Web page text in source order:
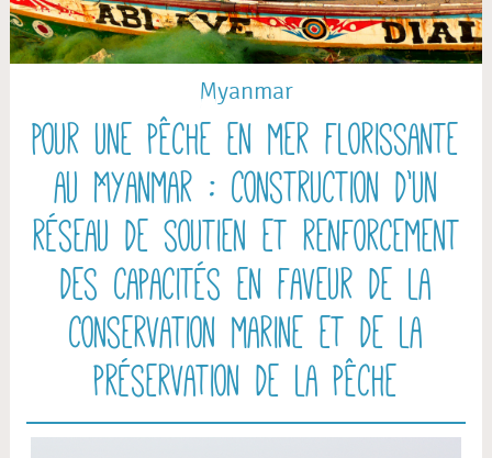
Myanmar
Pour une pêche en mer florissante
au Myanmar : construction d’un
réseau de soutien et renforcement
des capacités en faveur de la
conservation marine et de la
préservation de la pêche